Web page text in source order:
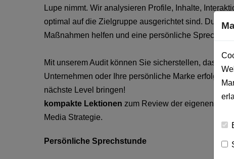
Lupe nimmt. Wir analysieren Profile, Inhalte,
optimal auf die Zielgruppe ausgerichtet sind. Du
Maßnahmen helfen und eine persönliche
Mit unserem Audit können Sie sicherstellen, dass
Unternehmen oder Ihre persönliche Marke
nächste Level bringen!
kompakte Lektionen zum Review der eigenen Social
Media Strategie.
Persönliche Sprechstunde